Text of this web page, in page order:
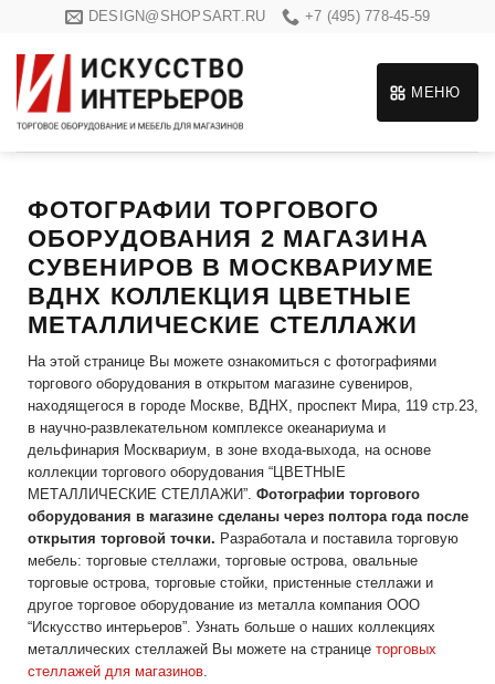
content
DESIGN@SHOPSART.RU +7 (495) 778-45-59
МЕНЮ
ФОТОГРАФИИ ТОРГОВОГО
ОБОРУДОВАНИЯ 2 МАГАЗИНА
СУВЕНИРОВ В МОСКВАРИУМЕ
ВДНХ КОЛЛЕКЦИЯ ЦВЕТНЫЕ
МЕТАЛЛИЧЕСКИЕ СТЕЛЛАЖИ
На этой странице Вы можете ознакомиться с фотографиями
торгового оборудования в открытом магазине сувениров,
находящегося в городе Москве, ВДНХ, проспект Мира, 119 стр.23,
в научно-развлекательном комплексе океанариума и
дельфинария Москвариум, в зоне входа-выхода, на основе
коллекции торгового оборудования “ЦВЕТНЫЕ
МЕТАЛЛИЧЕСКИЕ СТЕЛЛАЖИ”. Фотографии торгового
оборудования в магазине сделаны через полтора года после
открытия торговой точки. Разработала и поставила торговую
мебель: торговые стеллажи, торговые острова, овальные
торговые острова, торговые стойки, пристенные стеллажи и
другое торговое оборудование из металла компания ООО
“Искусство интерьеров”. Узнать больше о наших коллекциях
металлических стеллажей Вы можете на странице торговых
стеллажей для магазинов.